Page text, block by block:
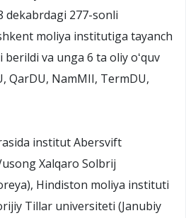
dekabrdagi 277-sonli
moliya institutiga tayanch
va unga 6 ta oliy oʻquv
QarDU, NamMII, TermDU,
institut Abersvift
Xalqaro Solbrij
Hindiston moliya instituti
Tillar universiteti (Janubiy